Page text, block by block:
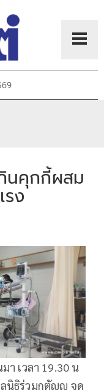
นคุกกี้ผสม
ง
า เวลา 19.30 น
นิธิร่วมกตัญญู จุด